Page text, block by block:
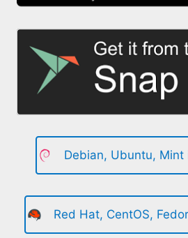
Debian, Ubuntu,
Red Hat, CentOS,